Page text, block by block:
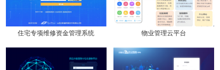
住宅专项维修资金管理系统 物业管理云平台